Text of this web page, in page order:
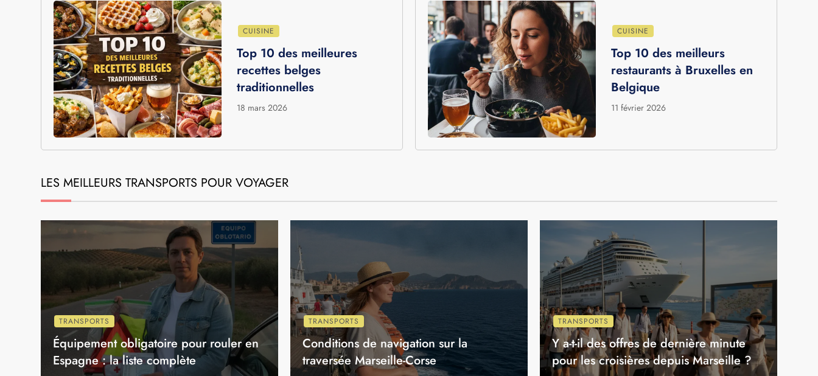
Meilleures villes étudiantes en
Europe : guide des destinations
phares avec coûts et conseils
4 juillet 2026
les coutumes à connaître pour
voyager sereinement
1 juillet 2026
Budget retraite en Europe :
combien faut-il vraiment pour
vivre au Portugal, en Espagne,
en Grèce ou en Italie
1 juin 2026
passer sa retraite
31 mai 2026
LA GASTRONOMIE ET CUISINE POPULAIRE EN EUROPE
Top 10 des meilleures
recettes belges
traditionnelles
18 mars 2026
Top 10 des meilleurs
restaurants à Bruxelles en
Belgique
11 février 2026
LES MEILLEURS TRANSPORTS POUR VOYAGER